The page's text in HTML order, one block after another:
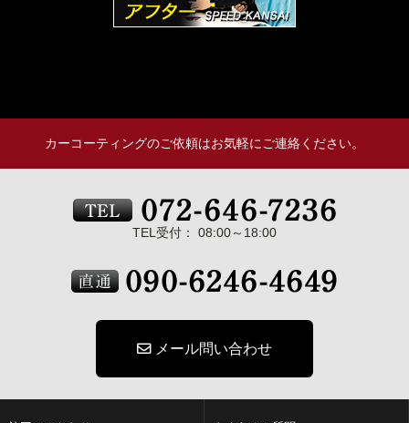
カーコーティングのご依頼はお気軽にご連絡ください。
TEL受付： 08:00～18:00
メール問い合わせ